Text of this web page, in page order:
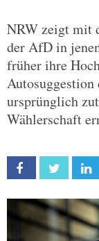
NRW zeigt mit
der AfD in
früher ihre
ursprünglich
Wählerschaft
Facebook Twitter